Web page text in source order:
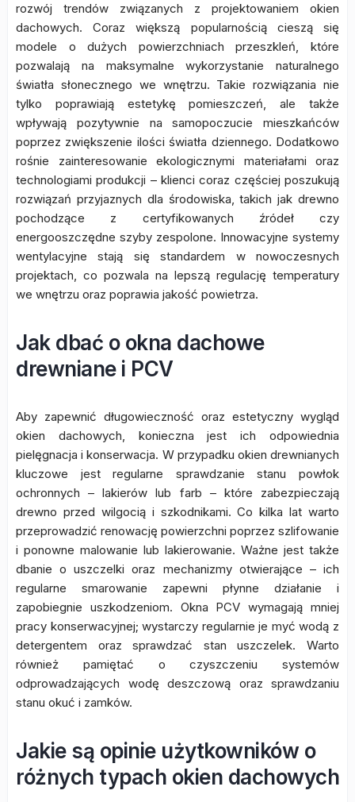
rozwój trendów związanych z projektowaniem okien
dachowych. Coraz większą popularnością cieszą się
modele o dużych powierzchniach przeszkleń, które
pozwalają na maksymalne wykorzystanie naturalnego
światła słonecznego we wnętrzu. Takie rozwiązania nie
tylko poprawiają estetykę pomieszczeń, ale także
wpływają pozytywnie na samopoczucie mieszkańców
poprzez zwiększenie ilości światła dziennego. Dodatkowo
rośnie zainteresowanie ekologicznymi materiałami oraz
technologiami produkcji – klienci coraz częściej poszukują
rozwiązań przyjaznych dla środowiska, takich jak drewno
pochodzące z certyfikowanych źródeł czy
energooszczędne szyby zespolone. Innowacyjne systemy
wentylacyjne stają się standardem w nowoczesnych
projektach, co pozwala na lepszą regulację temperatury
we wnętrzu oraz poprawia jakość powietrza.
Jak dbać o okna dachowe
drewniane i PCV
Aby zapewnić długowieczność oraz estetyczny wygląd
okien dachowych, konieczna jest ich odpowiednia
pielęgnacja i konserwacja. W przypadku okien drewnianych
kluczowe jest regularne sprawdzanie stanu powłok
ochronnych – lakierów lub farb – które zabezpieczają
drewno przed wilgocią i szkodnikami. Co kilka lat warto
przeprowadzić renowację powierzchni poprzez szlifowanie
i ponowne malowanie lub lakierowanie. Ważne jest także
dbanie o uszczelki oraz mechanizmy otwierające – ich
regularne smarowanie zapewni płynne działanie i
zapobiegnie uszkodzeniom. Okna PCV wymagają mniej
pracy konserwacyjnej; wystarczy regularnie je myć wodą z
detergentem oraz sprawdzać stan uszczelek. Warto
również pamiętać o czyszczeniu systemów
odprowadzających wodę deszczową oraz sprawdzaniu
stanu okuć i zamków.
Jakie są opinie użytkowników o
różnych typach okien dachowych